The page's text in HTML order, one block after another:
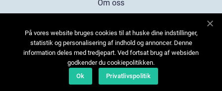
Om oss
Kontakta oss
Sitemap
På vores website bruges cookies til at huske dine indstillinger,
statistik og personalisering af indhold og annoncer. Denne
information deles med tredjepart. Ved fortsat brug af websiden
godkender du cookiepolitikken.
Ok
Privatlivspolitik